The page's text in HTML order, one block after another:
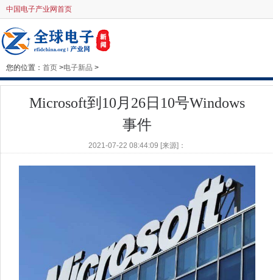
中国电子产业网首页
您的位置： 首页 >电子新品 >
Microsoft到10月26日10号Windows
事件
2021-07-22 08:44:09 [来源]：